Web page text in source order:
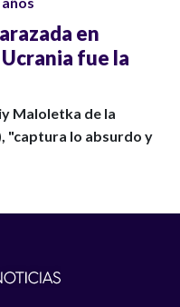
en
fue la
Maloletka de la
"captura lo absurdo y